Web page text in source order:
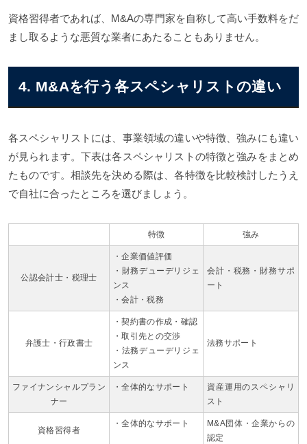
資格習得者であれば、M&Aの専門家を自称して高い手数料をだ
まし取るような悪質な業者にあたることもありません。
4. M&Aを行う各スペシャリストの違い
各スペシャリストには、事業領域の違いや特徴、強みにも違い
が見られます。下表は各スペシャリストの特徴と強みをまとめ
たものです。相談先を決める際は、各特徴を比較検討したうえ
で自社に合ったところを選びましょう。
特徴 強み
公認会計士・税理士
・企業価値評価
・財務デューデリジェ
ンス
・会計・税務
会計・税務・財務サポ
ート
弁護士・行政書士
・契約書の作成・確認
・取引先との交渉
・法務デューデリジェ
ンス
法務サポート
ファイナンシャルプラン
ナー
・全体的なサポート
資産運用のスペシャリ
スト
資格習得者
・全体的なサポート
M&A団体・企業からの
認定